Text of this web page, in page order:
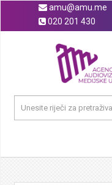
amu@amu.me
020 201 430